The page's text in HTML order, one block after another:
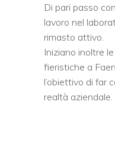
Di pari passo
lavoro nel
rimasto attivo.
Iniziano inoltre
fieristiche a
l’obiettivo di far
realtà aziendale.